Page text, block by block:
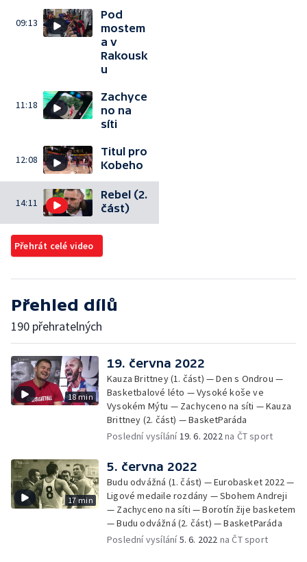
09:13
Pod
mostem
a v
Rakousk
u
11:18
Zachyce
no na
síti
12:08
Titul pro
Kobeho
14:11
Rebel (2.
část)
Přehrát celé video
Přehled dílů
190 přehratelných
18 min
19. června 2022
Kauza Brittney (1. část) — Den s Ondrou —
Basketbalové léto — Vysoké koše ve
Vysokém Mýtu — Zachyceno na síti — Kauza
Brittney (2. část) — BasketParáda
Poslední vysílání19. 6. 2022na ČT sport
17 min
5. června 2022
Budu odvážná (1. část) — Eurobasket 2022 —
Ligové medaile rozdány — Sbohem Andreji
— Zachyceno na síti — Borotín žije basketem
— Budu odvážná (2. část) — BasketParáda
Poslední vysílání5. 6. 2022 na ČT sport